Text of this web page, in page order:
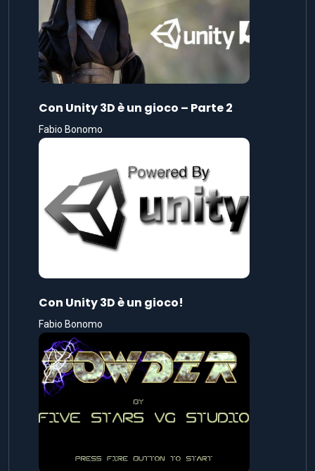
Con Unity 3D è un gioco – Parte 2
Fabio Bonomo
Con Unity 3D è un gioco!
Fabio Bonomo